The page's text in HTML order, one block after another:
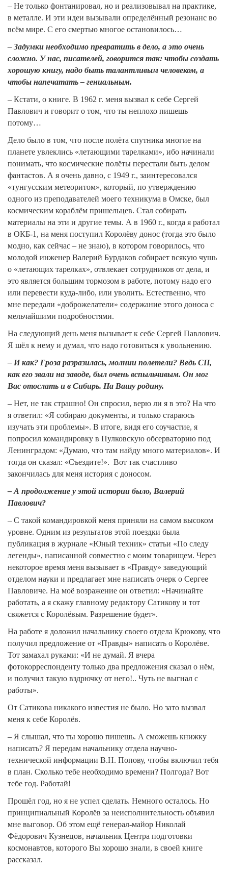
– Не только фонтанировал, но и реализовывал на практике,
в металле. И эти идеи вызывали определённый резонанс во
всём мире. С его смертью многое остановилось…
– Задумки необходимо превратить в дело, а это очень
сложно. У нас, писателей, говорится так: чтобы создать
хорошую книгу, надо быть талантливым человеком, а
чтобы напечатать – гениальным.
– Кстати, о книге. В 1962 г. меня вызвал к себе Сергей
Павлович и говорит о том, что ты неплохо пишешь
потому…
Дело было в том, что после полёта спутника многие на
планете увлеклись «летающими тарелками», ибо начинали
понимать, что космические полёты перестали быть делом
фантастов. А я очень давно, с 1949 г., заинтересовался
«тунгусским метеоритом», который, по утверждению
одного из преподавателей моего техникума в Омске, был
космическим кораблём пришельцев. Стал собирать
материалы на эти и другие темы. А в 1960 г., когда я работал
в ОКБ-1, на меня поступил Королёву донос (тогда это было
модно, как сейчас – не знаю), в котором говорилось, что
молодой инженер Валерий Бурдаков собирает всякую чушь
о «летающих тарелках», отвлекает сотрудников от дела, и
это является большим тормозом в работе, потому надо его
или перевести куда-либо, или уволить. Естественно, что
мне передали «доброжелатели» содержание этого доноса с
мельчайшими подробностями.
На следующий день меня вызывает к себе Сергей Павлович.
Я шёл к нему и думал, что надо готовиться к увольнению.
– И как? Гроза разразилась, молнии полетели? Ведь СП,
как его звали на заводе, был очень вспыльчивым. Он мог
Вас отослать и в Сибирь. На Вашу родину.
– Нет, не так страшно! Он спросил, верю ли я в это? На что
я ответил: «Я собираю документы, и только стараюсь
изучать эти проблемы». В итоге, видя его соучастие, я
попросил командировку в Пулковскую обсерваторию под
Ленинградом: «Думаю, что там найду много материалов». И
тогда он сказал: «Съездите!». Вот так счастливо
закончилась для меня история с доносом.
– А продолжение у этой истории было, Валерий
Павлович?
– С такой командировкой меня приняли на самом высоком
уровне. Одним из результатов этой поездки была
публикация в журнале «Юный техник» статьи «По следу
легенды», написанной совместно с моим товарищем. Через
некоторое время меня вызывает в «Правду» заведующий
отделом науки и предлагает мне написать очерк о Сергее
Павловиче. На моё возражение он ответил: «Начинайте
работать, а я скажу главному редактору Сатикову и тот
свяжется с Королёвым. Разрешение будет».
На работе я доложил начальнику своего отдела Крюкову, что
получил предложение от «Правды» написать о Королёве.
Тот замахал руками: «И не думай. Я вчера
фотокорреспонденту только два предложения сказал о нём,
и получил такую вздрючку от него!.. Чуть не выгнал с
работы».
От Сатикова никакого известия не было. Но зато вызвал
меня к себе Королёв.
– Я слышал, что ты хорошо пишешь. А сможешь книжку
написать? Я передам начальнику отдела научно-
технической информации В.Н. Попову, чтобы включил тебя
в план. Сколько тебе необходимо времени? Полгода? Вот
тебе год. Работай!
Прошёл год, но я не успел сделать. Немного осталось. Но
принципиальный Королёв за неисполнительность объявил
мне выговор. Об этом ещё генерал-майор Николай
Фёдорович Кузнецов, начальник Центра подготовки
космонавтов, которого Вы хорошо знали, в своей книге
рассказал.